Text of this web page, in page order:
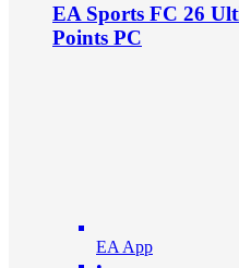
EA Sports FC 26
Points PC
EA App